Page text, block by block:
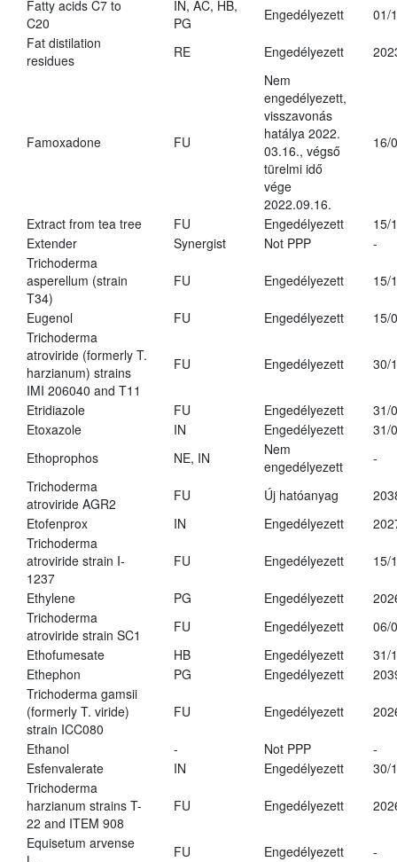
Fatty acids C7 to
C20
IN, AC, HB,
PG
Engedélyezett
01/
Fat distilation
residues
RE Engedélyezett
Famoxadone FU
Nem
engedélyezett,
visszavonás
hatálya 2022.
03.16., végső
türelmi idő
vége
2022.09.16.
16/
Extract from tea tree FU Engedélyezett
15/
Extender
Synergist Not PPP
-
Trichoderma
asperellum (strain
T34)
FU Engedélyezett 15/
Eugenol FU Engedélyezett
15/
Trichoderma
atroviride (formerly T.
harzianum) strains
IMI 206040 and T11
FU Engedélyezett 30/
Etridiazole FU Engedélyezett
31/
Etoxazole
IN Engedélyezett
31/
Ethoprophos
NE, IN
Nem
engedélyezett
-
Trichoderma
atroviride AGR2
FU Új hatóanyag
Etofenprox
IN Engedélyezett
Trichoderma
atroviride strain I-
1237
FU Engedélyezett 15/
Ethylene PG Engedélyezett
Trichoderma
atroviride strain SC1
FU Engedélyezett
06/
Ethofumesate
HB Engedélyezett
31/
Ethephon
PG Engedélyezett
Trichoderma gamsii
(formerly T. viride)
strain ICC080
FU Engedélyezett
Ethanol - Not PPP
-
Esfenvalerate
IN Engedélyezett
30/
Trichoderma
harzianum strains T-
22 and ITEM 908
FU Engedélyezett
Equisetum arvense
FU Engedélyezett
-